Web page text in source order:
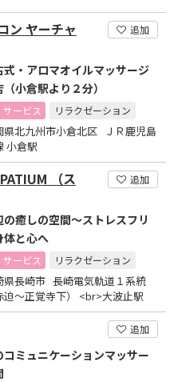
ン ヤーチャ
追加
式・アロマオイルマッサージ
小倉駅より２分）
サービス リラクゼーション
県北九州市小倉北区 ＪＲ鹿児島
小倉駅
（ス
追加
の癒しの空間～ストレスフリ
体と心へ
サービス リラクゼーション
県長崎市 長崎電気軌道１系統
迫～正覚寺下） <br>大波止駅
追加
コミュニケーションマッサー